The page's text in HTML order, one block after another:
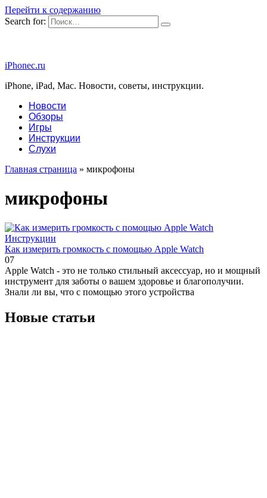
Перейти к содержанию
Search for:
iPhonec.ru
iPhone, iPad, Mac. Новости, советы, инструкции.
Новости
Обзоры
Игры
Инструкции
Слухи
Главная страница » микрофоны
микрофоны
Инструкции
Как измерить громкость с помощью Apple Watch
07
Apple Watch - это не только стильный аксессуар, но и мощный
инструмент для заботы о вашем здоровье и благополучии.
Знали ли вы, что с помощью этого устройства
Новые статьи